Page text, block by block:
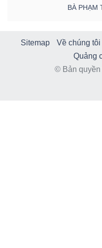
BÀ PHẠM
Sitemap Về chúng tôi
Quảng
© Bản quyền